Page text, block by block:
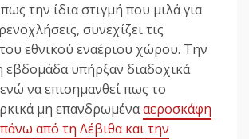
την ίδια στιγμή που μιλά για
συνεχίζει τις
εθνικού εναέριου χώρου. Την
υπήρξαν διαδοχικά
να επισημανθεί πως το
μη επανδρωμένααεροσκάφη
από τη Λέβιθα και την